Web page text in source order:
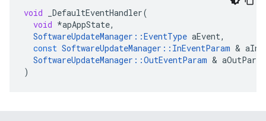
void _DefaultEventHandler(
void *apAppState,
SoftwareUpdateManager ::EventType aEvent,
const SoftwareUpdateManager :: InEventParam &
SoftwareUpdateManager ::OutEventParam & aOutParam
)